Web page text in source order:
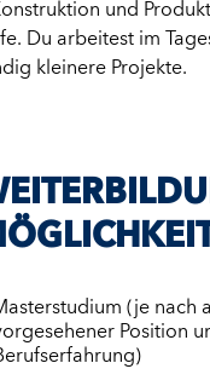
und
Du arbeitest im
kleinere Projekte.
(je nach
Position